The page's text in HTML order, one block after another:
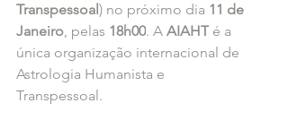
Transpessoal) no próximo dia 11 de
Janeiro, pelas 18h00. A AIAHT é a
única organização internacional de
Astrologia Humanista e
Transpessoal.